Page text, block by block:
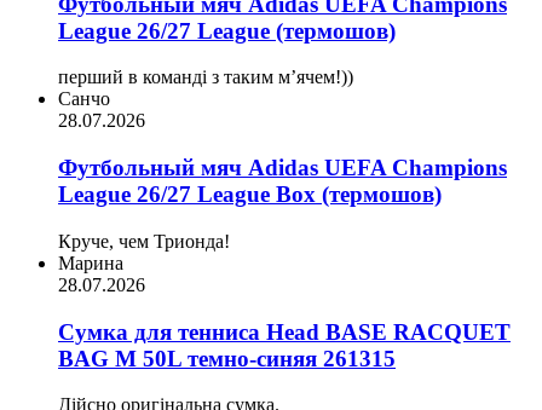
League 26/27 League (термошов)
перший в команді з таким мʼячем!))
Санчо
28.07.2026
Футбольный мяч Adidas UEFA Champions
League 26/27 League Box (термошов)
Круче, чем Трионда!
Марина
28.07.2026
Сумка для тенниса Head BASE RACQUET
BAG M 50L темно-синяя 261315
Дійсно оригінальна сумка.